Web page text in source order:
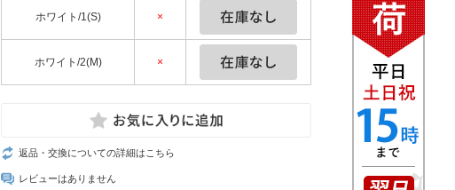
ホワイト/1(S) ×
ホワイト/2(M) ×
返品・交換についての詳細はこちら
レビューはありません